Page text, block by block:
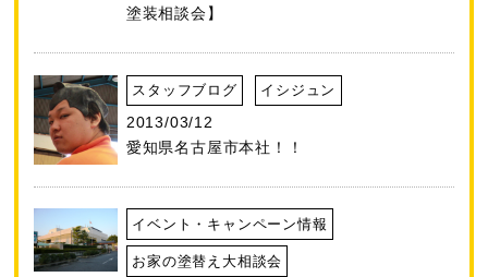
塗装相談会】
スタッフブログ イシジュン
2013/03/12
愛知県名古屋市本社！！
イベント・キャンペーン情報
お家の塗替え大相談会